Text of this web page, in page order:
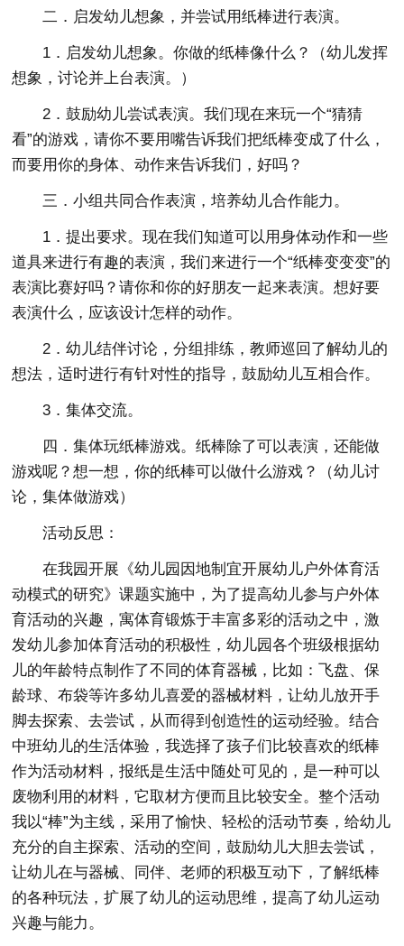
二．启发幼儿想象，并尝试用纸棒进行表演。
1．启发幼儿想象。你做的纸棒像什么？（幼儿发挥
想象，讨论并上台表演。）
2．鼓励幼儿尝试表演。我们现在来玩一个“猜猜
看”的游戏，请你不要用嘴告诉我们把纸棒变成了什么，
而要用你的身体、动作来告诉我们，好吗？
三．小组共同合作表演，培养幼儿合作能力。
1．提出要求。现在我们知道可以用身体动作和一些
道具来进行有趣的表演，我们来进行一个“纸棒变变变”的
表演比赛好吗？请你和你的好朋友一起来表演。想好要
表演什么，应该设计怎样的动作。
2．幼儿结伴讨论，分组排练，教师巡回了解幼儿的
想法，适时进行有针对性的指导，鼓励幼儿互相合作。
3．集体交流。
四．集体玩纸棒游戏。纸棒除了可以表演，还能做
游戏呢？想一想，你的纸棒可以做什么游戏？（幼儿讨
论，集体做游戏）
活动反思：
在我园开展《幼儿园因地制宜开展幼儿户外体育活
动模式的研究》课题实施中，为了提高幼儿参与户外体
育活动的兴趣，寓体育锻炼于丰富多彩的活动之中，激
发幼儿参加体育活动的积极性，幼儿园各个班级根据幼
儿的年龄特点制作了不同的体育器械，比如：飞盘、保
龄球、布袋等许多幼儿喜爱的器械材料，让幼儿放开手
脚去探索、去尝试，从而得到创造性的运动经验。结合
中班幼儿的生活体验，我选择了孩子们比较喜欢的纸棒
作为活动材料，报纸是生活中随处可见的，是一种可以
废物利用的材料，它取材方便而且比较安全。整个活动
我以“棒”为主线，采用了愉快、轻松的活动节奏，给幼儿
充分的自主探索、活动的空间，鼓励幼儿大胆去尝试，
让幼儿在与器械、同伴、老师的积极互动下，了解纸棒
的各种玩法，扩展了幼儿的运动思维，提高了幼儿运动
兴趣与能力。